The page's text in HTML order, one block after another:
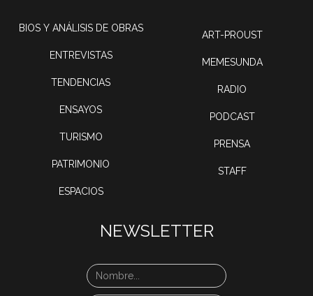
BIOS Y ANÁLISIS DE OBRAS
ENTREVISTAS
TENDENCIAS
ENSAYOS
TURISMO
PATRIMONIO
ESPACIOS
ART-PROUST
MEMESUNDA
RADIO
PODCAST
PRENSA
STAFF
NEWSLETTER